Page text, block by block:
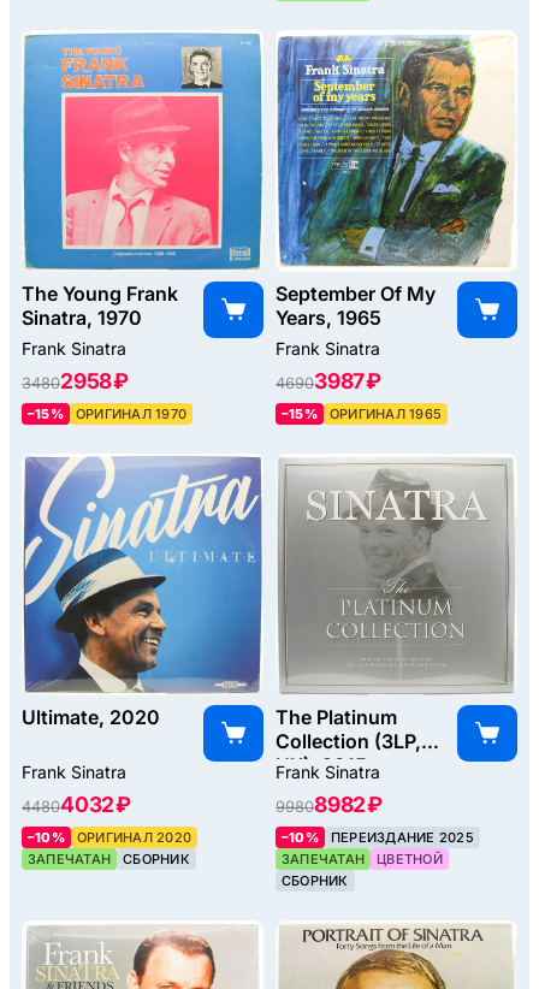
The Young Frank
Sinatra, 1970
Frank Sinatra
34802958 ₽
–15% ОРИГИНАЛ 1970
September Of My
Years, 1965
Frank Sinatra
46903987 ₽
–15% ОРИГИНАЛ 1965
Ultimate, 2020
Frank Sinatra
44804032 ₽
–10%
ОРИГИНАЛ 2020
ЗАПЕЧАТАН
СБОРНИК
The Platinum
Collection (3LP,
UK), 2015
Frank Sinatra
99808982 ₽
–10%
ПЕРЕИЗДАНИЕ 2025
ЗАПЕЧАТАН
ЦВЕТНОЙ
СБОРНИК